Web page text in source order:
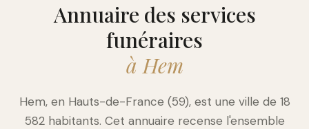
Annuaire des services
funéraires
à Hem
Hem, en Hauts-de-France (59), est une ville de 18
582 habitants. Cet annuaire recense l'ensemble